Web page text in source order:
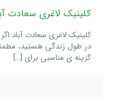
کلینیک لاغری سعادت
کلینیک لاغری سعادت آباد
در طول زندگی هستید،
گزینه ی مناسبی برای […]